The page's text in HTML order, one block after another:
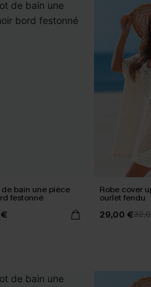
bain une pièce
festonné
Robe cover
ourlet fendu
29,00 €